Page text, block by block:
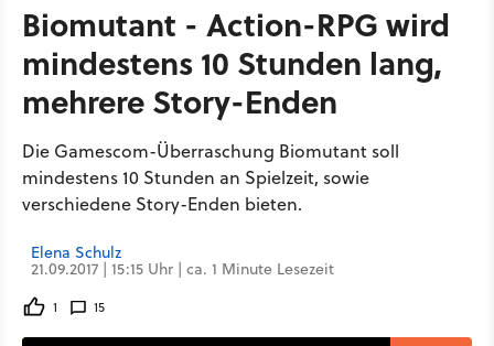
Biomutant - Action-RPG wird
mindestens 10 Stunden lang,
mehrere Story-Enden
Die Gamescom-Überraschung Biomutant soll
mindestens 10 Stunden an Spielzeit, sowie
verschiedene Story-Enden bieten.
Elena Schulz
21.09.2017 | 15:15 Uhr | ca. 1 Minute Lesezeit
1 15